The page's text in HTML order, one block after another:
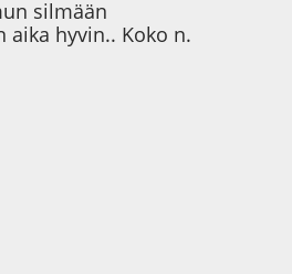
silmään
hyvin.. Koko n.